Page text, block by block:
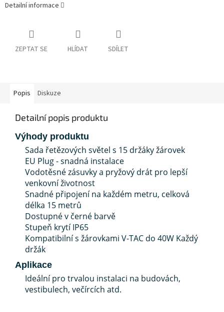
Detailní informace
ZEPTAT SE HLÍDAT SDÍLET
Popis Diskuze
Detailní popis produktu
Výhody produktu
Sada řetězových světel s 15 držáky žárovek
EU Plug - snadná instalace
Vodotěsné zásuvky a pryžový drát pro lepší
venkovní životnost
Snadné připojení na každém metru, celková
délka 15 metrů
Dostupné v černé barvě
Stupeň krytí IP65
Kompatibilní s žárovkami V-TAC do 40W Každý
držák
Aplikace
Ideální pro trvalou instalaci na budovách,
vestibulech, večírcích atd.